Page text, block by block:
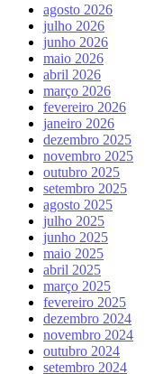
agosto 2026
julho 2026
junho 2026
maio 2026
abril 2026
março 2026
fevereiro 2026
janeiro 2026
dezembro 2025
novembro 2025
outubro 2025
setembro 2025
agosto 2025
julho 2025
junho 2025
maio 2025
abril 2025
março 2025
fevereiro 2025
dezembro 2024
novembro 2024
outubro 2024
setembro 2024